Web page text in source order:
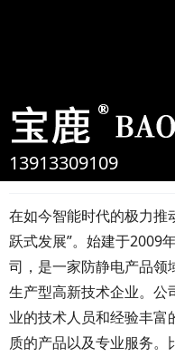
13913309109
防静电行业
2020/04/08 admin
在如今智能时代的极力推
跃式发展”。始建于2009
司，是一家防静电产品领
生产型高新技术企业。公
业的技术人员和经验丰
质的产品以及专业服务